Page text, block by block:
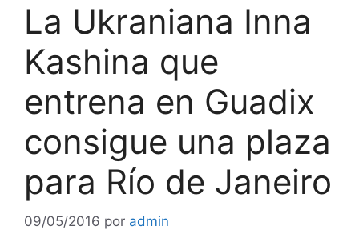
La Ukraniana Inna
Kashina que
entrena en Guadix
consigue una plaza
para Río de Janeiro
09/05/2016 por admin